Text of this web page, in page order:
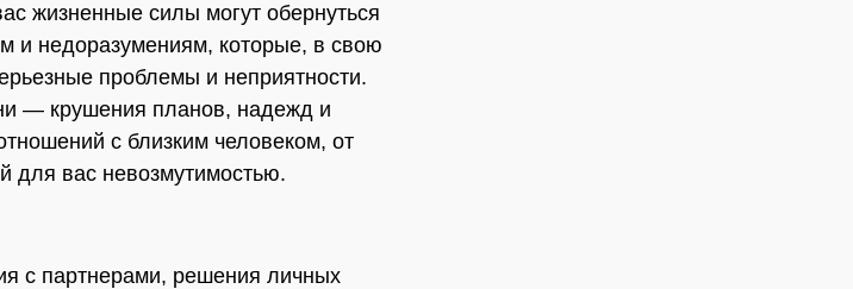
жизненные силы могут обернуться
и недоразумениям, которые, в свою
проблемы и неприятности.
— крушения планов, надежд и
с близким человеком, от
для вас невозмутимостью.
с партнерами, решения личных